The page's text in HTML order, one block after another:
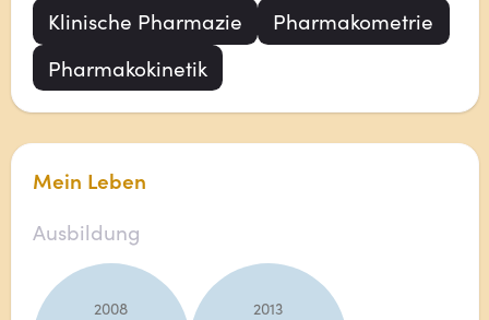
Klinische Pharmazie
Pharmakometrie
Pharmakokinetik
Mein Leben
Ausbildung
2008 2013